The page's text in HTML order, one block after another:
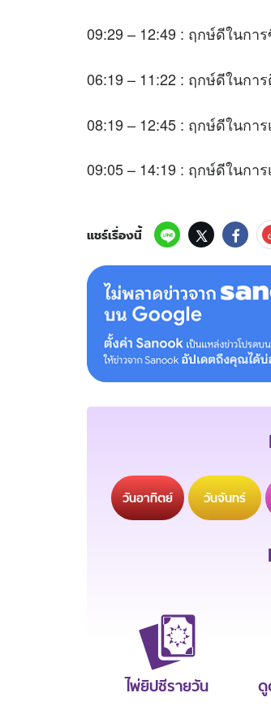
09:29 – 12:49 : ฤกษ์ดีในกา
06:19 – 11:22 : ฤกษ์ดีในกา
08:19 – 12:45 : ฤกษ์ดีในกา
09:05 – 14:19 : ฤกษ์ดีในกา
แชร์เรื่องนี้
วันอาทิตย์ วันจันทร์
ไพ่ยิปซีรายวัน ดู